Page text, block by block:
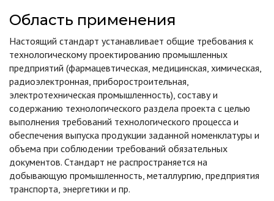
Область применения
Настоящий стандарт устанавливает общие требования к
технологическому проектированию промышленных
предприятий (фармацевтическая, медицинская, химическая,
радиоэлектронная, приборостроительная,
электротехническая промышленность), составу и
содержанию технологического раздела проекта с целью
выполнения требований технологического процесса и
обеспечения выпуска продукции заданной номенклатуры и
объема при соблюдении требований обязательных
документов. Стандарт не распространяется на
добывающую промышленность, металлургию, предприятия
транспорта, энергетики и пр.